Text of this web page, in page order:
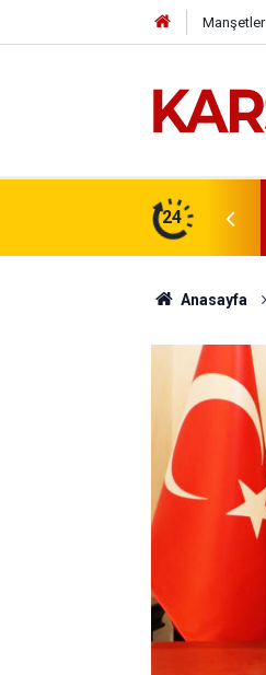
Manşetler
24
bir konuma taşıyacağız
Anasayfa